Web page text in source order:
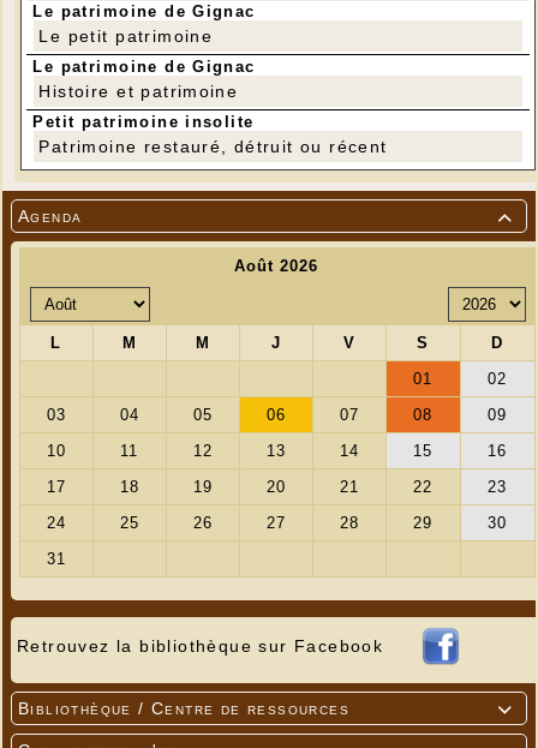

Agenda
Retrouvez la bibliothèque sur Facebook

Bibliothèque / Centre de ressources
Le patrimoine de Gignac
Le petit patrimoine
Le patrimoine de Gignac
Histoire et patrimoine
Petit patrimoine insolite
Patrimoine restauré, détruit ou récent